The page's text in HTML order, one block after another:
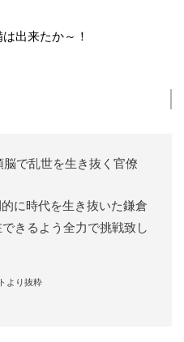
出来たか～！
脳で乱世を生き抜く官僚
に時代を生き抜いた鎌倉
きるよう全力で挑戦致し
より抜粋